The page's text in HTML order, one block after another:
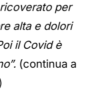
per
alta e dolori
il Covid è
(continua a